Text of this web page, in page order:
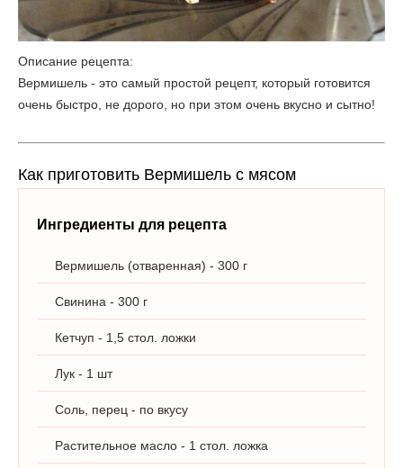
Описание рецепта:
Вермишель - это самый простой рецепт, который готовится
очень быстро, не дорого, но при этом очень вкусно и сытно!
Как приготовить Вермишель с мясом
Ингредиенты для рецепта
Вермишель (отваренная) - 300 г
Свинина - 300 г
Кетчуп - 1,5 стол. ложки
Лук - 1 шт
Соль, перец - по вкусу
Растительное масло - 1 стол. ложка